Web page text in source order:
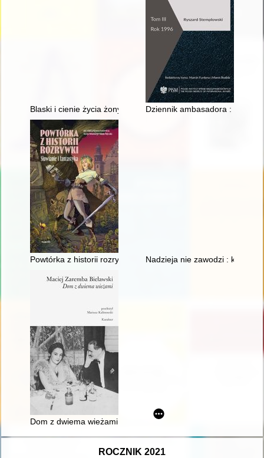
Blaski i cienie życia żony uczonego..." : o emancypacji,
Dziennik ambasadora :
Powtórka z historii rozrywki : Słowianie i fantastyka
Nadzieja nie zawodzi : księga
Dom z dwiema wieżami
ROCZNIK 2021